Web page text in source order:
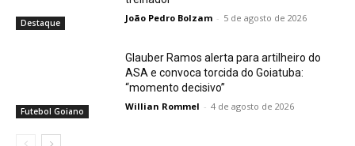
Destaque João Pedro Bolzam - 5 de agosto de 2026
Futebol Goiano
Glauber Ramos alerta para artilheiro do
ASA e convoca torcida do Goiatuba:
“momento decisivo”
Willian Rommel - 4 de agosto de 2026